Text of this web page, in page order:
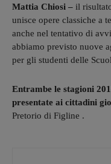
Mattia Chiosi – il
unisce opere classiche a
anche nel tentativo di
abbiamo previsto nuove
per gli studenti delle
Entrambe le stagioni
presentate ai cittadini
Pretorio di Figline .